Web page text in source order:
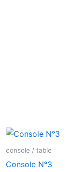
console / table
Console N°3